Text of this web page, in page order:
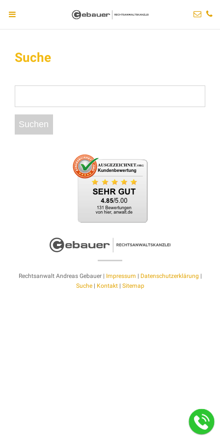
Suche
Rechtsanwalt Andreas Gebauer | Impressum | Datenschutzerklärung |
Suche| Kontakt| Sitemap